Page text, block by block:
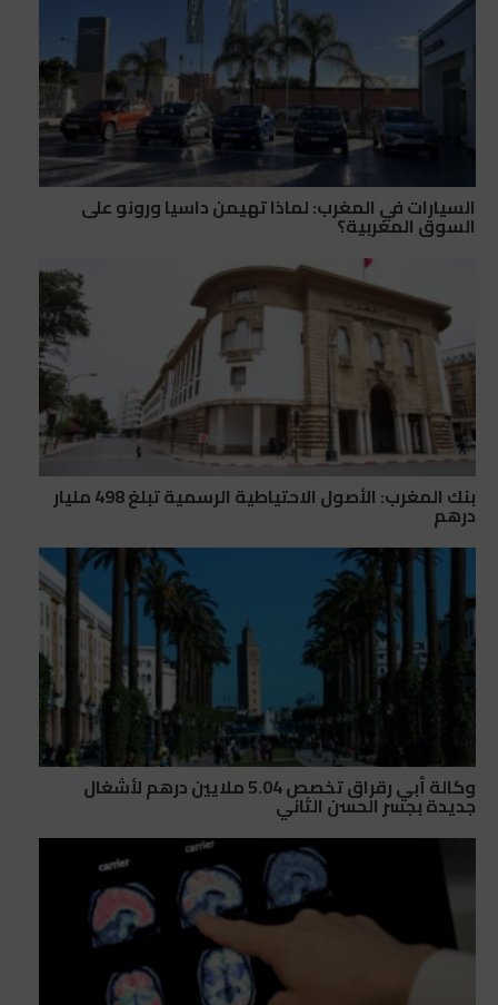
السيارات في المغرب: لماذا تهيمن داسيا ورونو على
السوق المغربية؟
بنك المغرب: الأصول الاحتياطية الرسمية تبلغ 498 مليار
درهم
وكالة أبي رقراق تخصص 5.04 ملايين درهم لأشغال
جديدة بجسر الحسن الثاني